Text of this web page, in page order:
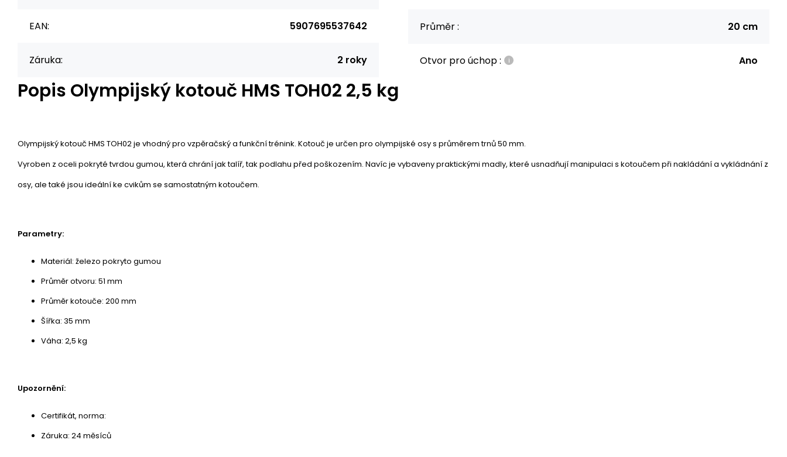
EAN: 5907695537642
Záruka: 2 roky
Průměr : 20 cm
Otvor pro úchop : Ano
Popis Olympijský kotouč HMS TOH02 2,5 kg
Olympijský kotouč HMS TOH02 je vhodný pro vzpěračský a funkční trénink. Kotouč je určen pro olympijské osy s průměrem trnů 50 mm.
Vyroben z oceli pokryté tvrdou gumou, která chrání jak talíř, tak podlahu před poškozením. Navíc je vybaveny praktickými madly, které usnadňují manipulaci s kotoučem při nakládání a vykládnání z
osy, ale také jsou ideální ke cvikům se samostatným kotoučem.
Parametry:
Materiál: železo pokryto gumou
Průměr otvoru: 51 mm
Průměr kotouče: 200 mm
Šířka: 35 mm
Váha: 2,5 kg
Upozornění:
Certifikát, norma:
Záruka: 24 měsíců